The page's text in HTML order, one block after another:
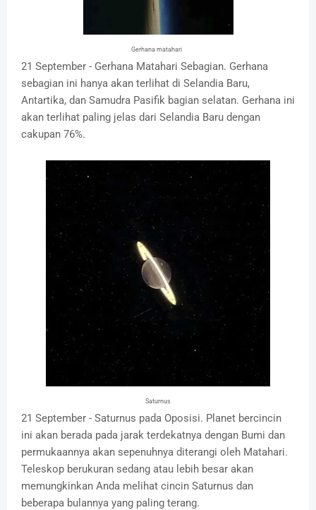
Gerhana matahari
21 September - Gerhana Matahari Sebagian. Gerhana
sebagian ini hanya akan terlihat di Selandia Baru,
Antartika, dan Samudra Pasifik bagian selatan. Gerhana ini
akan terlihat paling jelas dari Selandia Baru dengan
cakupan 76%.
Saturnus
21 September - Saturnus pada Oposisi. Planet bercincin
ini akan berada pada jarak terdekatnya dengan Bumi dan
permukaannya akan sepenuhnya diterangi oleh Matahari.
Teleskop berukuran sedang atau lebih besar akan
memungkinkan Anda melihat cincin Saturnus dan
beberapa bulannya yang paling terang.